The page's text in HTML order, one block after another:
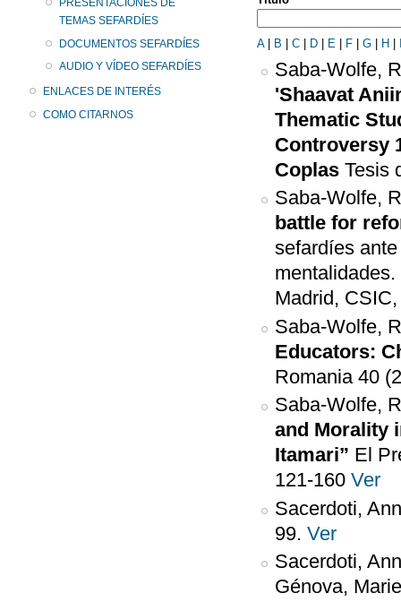
PRESENTACIONES DE
TEMAS SEFARDÍES
DOCUMENTOS SEFARDÍES
AUDIO Y VÍDEO SEFARDÍES
ENLACES DE INTERÉS
COMO CITARNOS
A B C D E F G H
Saba-Wolfe,
'Shaavat
Thematic
Controversy
Coplas Tesis
Saba-Wolfe,
battle for
sefardíes
Madrid,
Saba-Wolfe,
Educators:
Romania 40
Saba-Wolfe,
and Morality
Itamari” El
121-160 Ver
Sacerdoti,
99. Ver
Sacerdoti,
Génova,